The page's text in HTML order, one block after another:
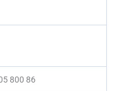
800 86